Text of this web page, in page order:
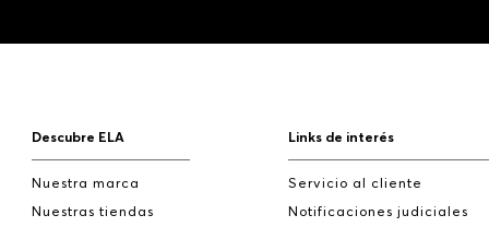
Descubre ELA
Nuestra marca
Nuestras tiendas
Links de interés
Servicio al cliente
Notificaciones judiciales